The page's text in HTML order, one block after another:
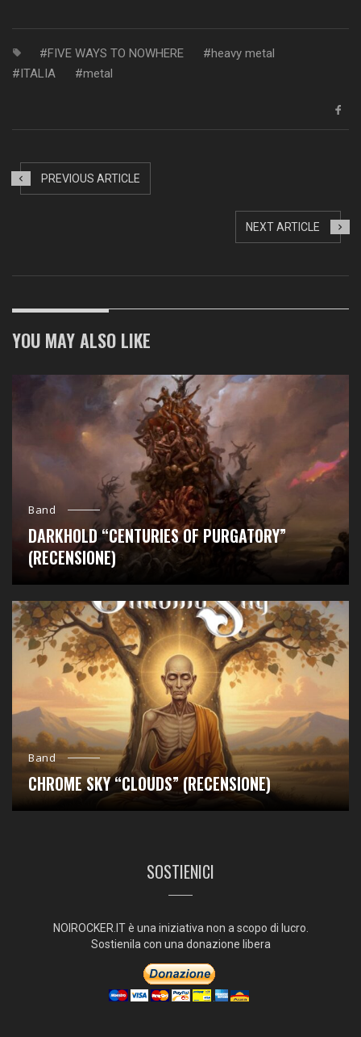
FIVE WAYS TO NOWHERE
heavy metal
ITALIA
metal
PREVIOUS ARTICLE
NEXT ARTICLE
YOU MAY ALSO LIKE
Band
DARKHOLD “CENTURIES OF PURGATORY”
(RECENSIONE)
Band
CHROME SKY “CLOUDS” (RECENSIONE)
SOSTIENICI
NOIROCKER.IT è una iniziativa non a scopo di lucro.
Sostienila con una donazione libera